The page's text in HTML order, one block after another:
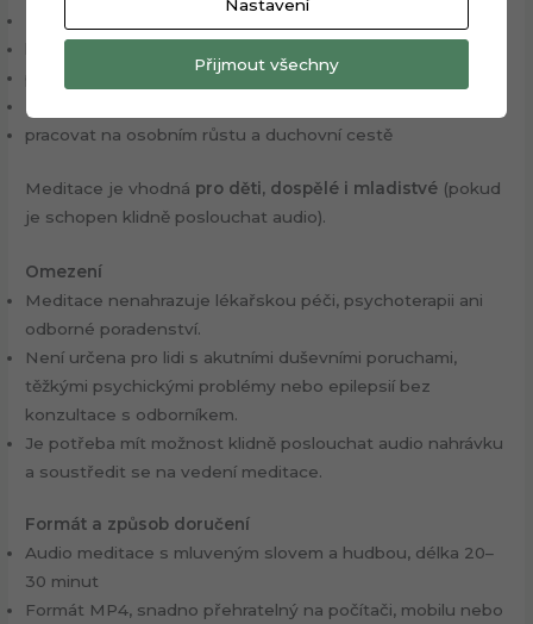
posílit vnitřní klid, intuici a sebevědomí
pracovat na osobním růstu a duchovní cestě
Meditace je vhodná pro děti, dospělé i mladistvé (pokud
je schopen klidně poslouchat audio).
Omezení
Meditace nenahrazuje lékařskou péči, psychoterapii ani
odborné poradenství.
Není určena pro lidi s akutními duševními poruchami,
těžkými psychickými problémy nebo epilepsií bez
konzultace s odborníkem.
Je potřeba mít možnost klidně poslouchat audio nahrávku
a soustředit se na vedení meditace.
Formát a způsob doručení
Audio meditace s mluveným slovem a hudbou, délka 20–
30 minut
Formát MP4, snadno přehratelný na počítači, mobilu nebo
Nastavení
Přijmout všechny